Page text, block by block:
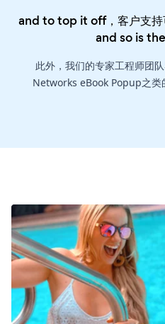
and to top it off，客户支
and so is the
此外，我们的专家工程师团
Networks eBook Popup之类